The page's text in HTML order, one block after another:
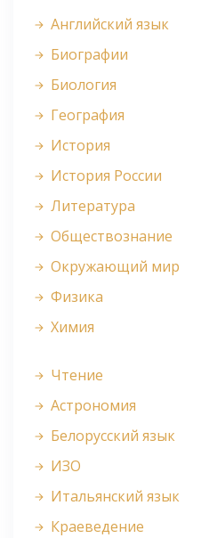
Английский язык
Биографии
Биология
География
История
История России
Литература
Обществознание
Окружающий мир
Физика
Химия
Чтение
Астрономия
Белорусский язык
ИЗО
Итальянский язык
Краеведение